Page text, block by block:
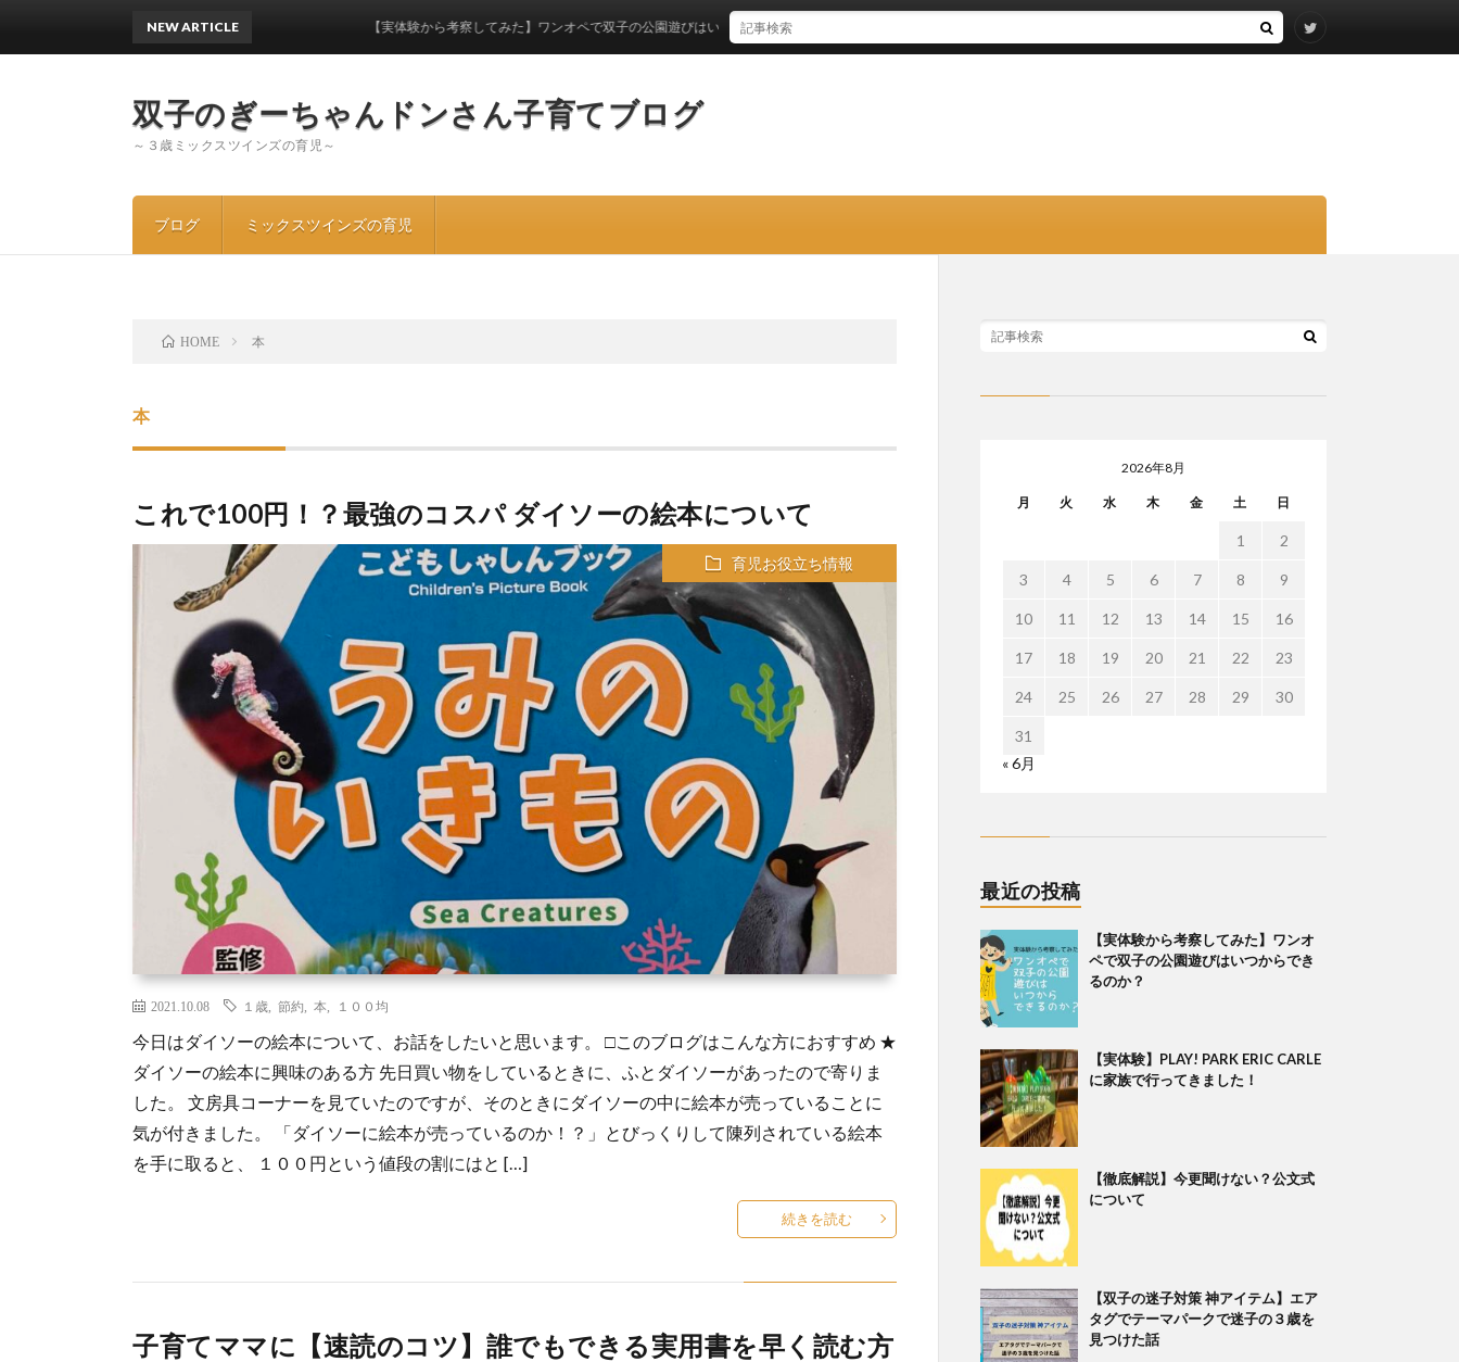
双子のぎーちゃんドンさん子育てブログ
～３歳ミックスツインズの育児～
ブログ ミックスツインズの育児
NEW ARTICLE 【実体験から考察してみた】ワンオペで双子の公園遊びはいつからできるのか？
HOME 本
本
これで100円！？最強のコスパ ダイソーの絵本について
育児お役立ち情報
2021.10.08 １歳 節約 本 １００均
今日はダイソーの絵本について、お話をしたいと思います。 □このブログはこんな方におすすめ ★
ダイソーの絵本に興味のある方 先日買い物をしているときに、ふとダイソーがあったので寄りま
した。 文房具コーナーを見ていたのですが、そのときにダイソーの中に絵本が売っていることに
気が付きました。 「ダイソーに絵本が売っているのか！？」とびっくりして陳列されている絵本
を手に取ると、 １００円という値段の割にはと […]
続きを読む
子育てママに【速読のコツ】誰でもできる実用書を早く読む方
2026年8月
月 火 水 木 金 土 日
1 2
3 4 5 6 7 8 9
10 11 12 13 14 15 16
17 18 19 20 21 22 23
24 25 26 27 28 29 30
31
« 6月
最近の投稿
【実体験から考察してみた】ワンオ
ペで双子の公園遊びはいつからでき
るのか？
【実体験】PLAY! PARK ERIC CARLE
に家族で行ってきました！
【徹底解説】今更聞けない？公文式
について
【双子の迷子対策 神アイテム】エア
タグでテーマパークで迷子の３歳を
見つけた話